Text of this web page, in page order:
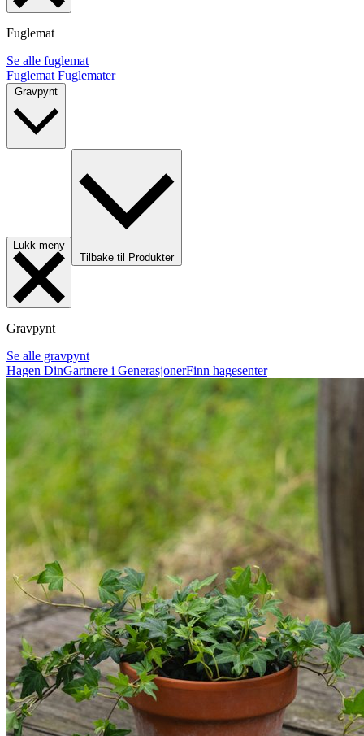
Fuglemat
Se alle fuglemat
Fuglemat Fuglemater
Lukk meny
Tilbake til Produkter
Gravpynt
Se alle gravpynt
Hagen DinGartnere i GenerasjonerFinn hagesenter